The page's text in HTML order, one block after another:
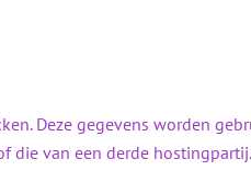
Deze gegevens worden
die van een derde